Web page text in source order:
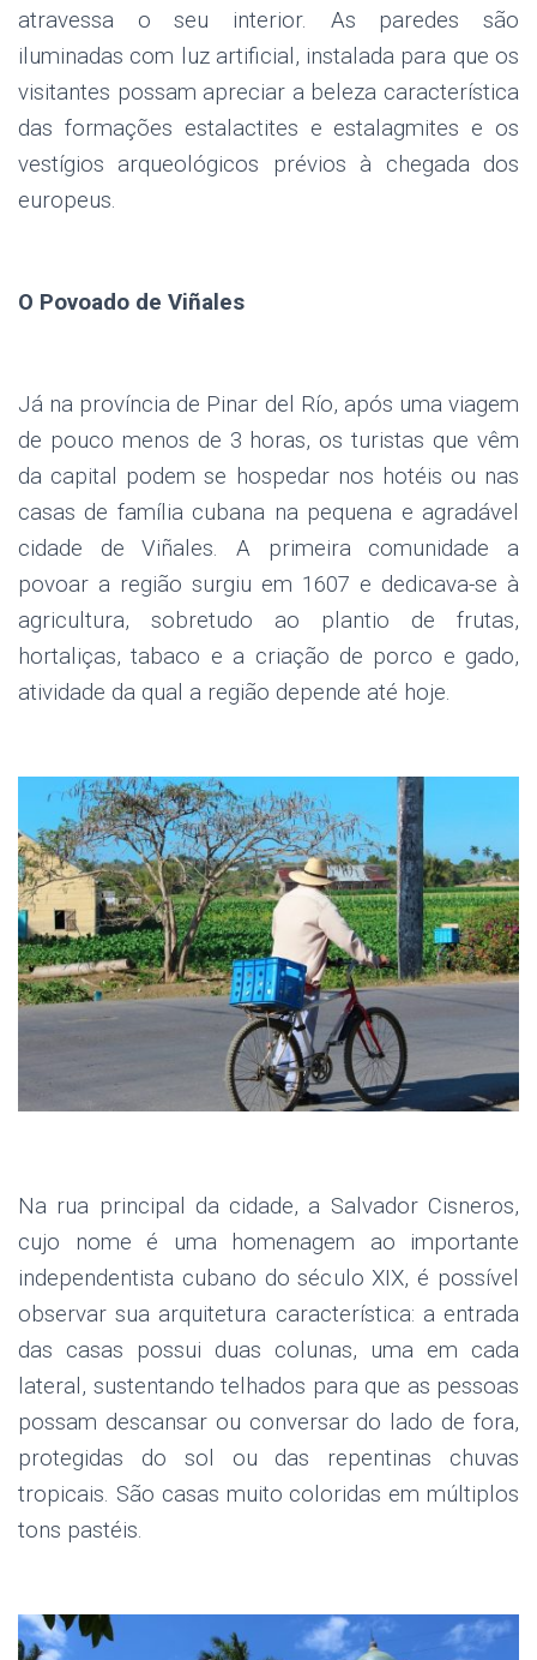
atravessa o seu interior. As paredes são
iluminadas com luz artificial, instalada para que os
visitantes possam apreciar a beleza característica
das formações estalactites e estalagmites e os
vestígios arqueológicos prévios à chegada dos
europeus.
O Povoado de Viñales
Já na província de Pinar del Río, após uma viagem
de pouco menos de 3 horas, os turistas que vêm
da capital podem se hospedar nos hotéis ou nas
casas de família cubana na pequena e agradável
cidade de Viñales. A primeira comunidade a
povoar a região surgiu em 1607 e dedicava-se à
agricultura, sobretudo ao plantio de frutas,
hortaliças, tabaco e a criação de porco e gado,
atividade da qual a região depende até hoje.
Na rua principal da cidade, a Salvador Cisneros,
cujo nome é uma homenagem ao importante
independentista cubano do século XIX, é possível
observar sua arquitetura característica: a entrada
das casas possui duas colunas, uma em cada
lateral, sustentando telhados para que as pessoas
possam descansar ou conversar do lado de fora,
protegidas do sol ou das repentinas chuvas
tropicais. São casas muito coloridas em múltiplos
tons pastéis.